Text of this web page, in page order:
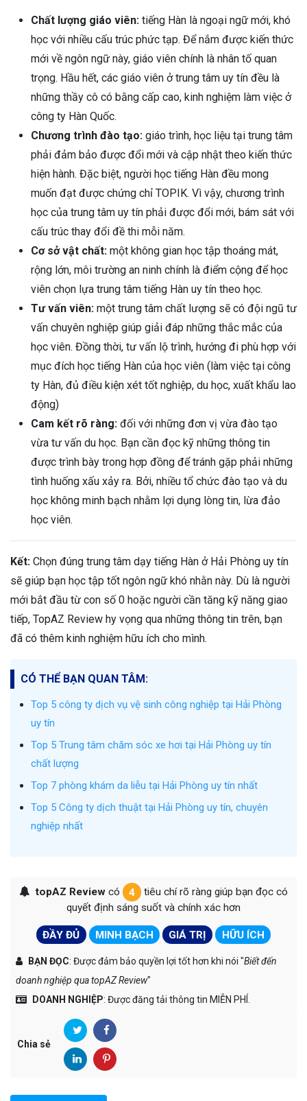
Chất lượng giáo viên: tiếng Hàn là ngoại ngữ mới, khó
học với nhiều cấu trúc phức tạp. Để nắm được kiến thức
mới về ngôn ngữ này, giáo viên chính là nhân tố quan
trọng. Hầu hết, các giáo viên ở trung tâm uy tín đều là
những thầy cô có bằng cấp cao, kinh nghiệm làm việc ở
công ty Hàn Quốc.
Chương trình đào tạo: giáo trình, học liệu tại trung tâm
phải đảm bảo được đổi mới và cập nhật theo kiến thức
hiện hành. Đặc biệt, người học tiếng Hàn đều mong
muốn đạt được chứng chỉ TOPIK. Vì vậy, chương trình
học của trung tâm uy tín phải được đổi mới, bám sát với
cấu trúc thay đổi đề thi mỗi năm.
Cơ sở vật chất: một không gian học tập thoáng mát,
rộng lớn, môi trường an ninh chính là điểm cộng để học
viên chọn lựa trung tâm tiếng Hàn uy tín theo học.
Tư vấn viên: một trung tâm chất lượng sẽ có đội ngũ tư
vấn chuyên nghiệp giúp giải đáp những thắc mắc của
học viên. Đồng thời, tư vấn lộ trình, hướng đi phù hợp với
mục đích học tiếng Hàn của học viên (làm việc tại công
ty Hàn, đủ điều kiện xét tốt nghiệp, du học, xuất khẩu lao
động)
Cam kết rõ ràng: đối với những đơn vị vừa đào tạo
vừa tư vấn du học. Bạn cần đọc kỹ những thông tin
được trình bày trong hợp đồng để tránh gặp phải những
tình huống xấu xảy ra. Bởi, nhiều tổ chức đào tạo và du
học không minh bạch nhằm lợi dụng lòng tin, lừa đảo
học viên.
Kết: Chọn đúng trung tâm dạy tiếng Hàn ở Hải Phòng uy tín
sẽ giúp bạn học tập tốt ngôn ngữ khó nhằn này. Dù là người
mới bắt đầu từ con số 0 hoặc người cần tăng kỹ năng giao
tiếp, TopAZ Review hy vọng qua những thông tin trên, bạn
đã có thêm kinh nghiệm hữu ích cho mình.
CÓ THỂ BẠN QUAN TÂM:
Top 5 công ty dịch vụ vệ sinh công nghiệp tại Hải Phòng
uy tín
Top 5 Trung tâm chăm sóc xe hơi tại Hải Phòng uy tín
chất lượng
Top 7 phòng khám da liễu tại Hải Phòng uy tín nhất
Top 5 Công ty dịch thuật tại Hải Phòng uy tín, chuyên
nghiệp nhất
topAZ Reviewcó 4
tiêu chí rõ ràng giúp bạn đọc có
quyết định sáng suốt và chính xác hơn
ĐẦY ĐỦ MINH BẠCH GIÁ TRỊ HỮU ÍCH
BẠN ĐỌC: Được đảm bảo quyền lợi tốt hơn khi nói "Biết đến
doanh nghiệp qua topAZ Review"
DOANH NGHIỆP: Được đăng tải thông tin MIỄN PHÍ.
Chia sẻ